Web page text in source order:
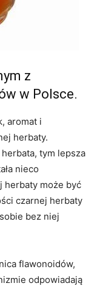
z
w Polsce.
aromat i
herbaty.
tym lepsza
nieco
herbaty może być
czarnej herbaty
bez niej
flawonoidów,
odpowiadają